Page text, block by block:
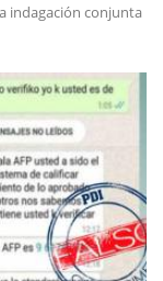
indagación conjunta